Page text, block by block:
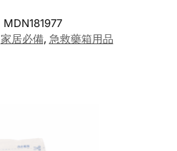
MDN181977
家居必備, 急救藥箱用品